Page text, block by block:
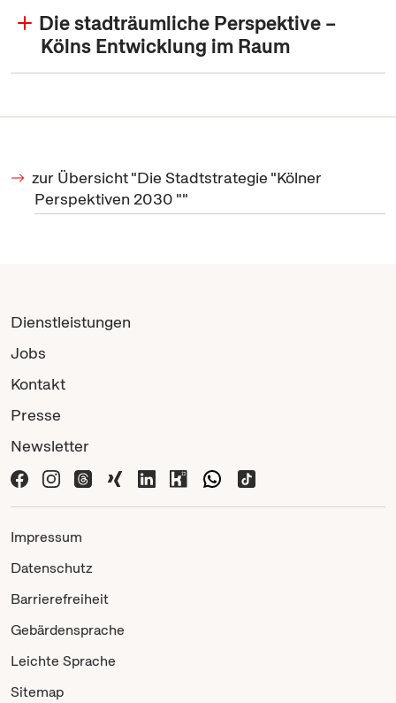
Die stadträumliche Perspektive –
Kölns Entwicklung im Raum
zur Übersicht "Die Stadtstrategie "Kölner
Perspektiven 2030 ""
Dienstleistungen
Jobs
Kontakt
Presse
Newsletter
Impressum
Datenschutz
Barrierefreiheit
Gebärdensprache
Leichte Sprache
Sitemap